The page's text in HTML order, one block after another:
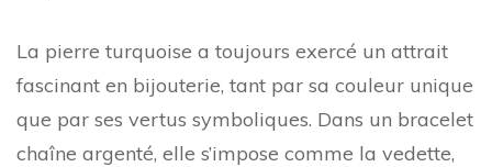
La pierre turquoise a toujours exercé un attrait
fascinant en bijouterie, tant par sa couleur unique
que par ses vertus symboliques. Dans un bracelet
chaîne argenté, elle s’impose comme la vedette,